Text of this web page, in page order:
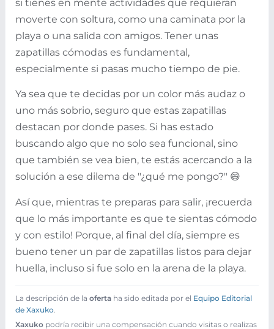
si tienes en mente actividades que requieran
moverte con soltura, como una caminata por la
playa o una salida con amigos. Tener unas
zapatillas cómodas es fundamental,
especialmente si pasas mucho tiempo de pie.
Ya sea que te decidas por un color más audaz o
uno más sobrio, seguro que estas zapatillas
destacan por donde pases. Si has estado
buscando algo que no solo sea funcional, sino
que también se vea bien, te estás acercando a la
solución a ese dilema de "¿qué me pongo?" 😄
Así que, mientras te preparas para salir, ¡recuerda
que lo más importante es que te sientas cómodo
y con estilo! Porque, al final del día, siempre es
bueno tener un par de zapatillas listos para dejar
huella, incluso si fue solo en la arena de la playa.
La descripción de la oferta ha sido editada por el Equipo Editorial
de Xaxuko.
Xaxuko podría recibir una compensación cuando visitas o realizas